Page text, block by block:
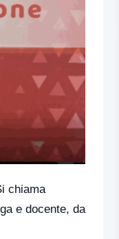
chiama
e docente, da